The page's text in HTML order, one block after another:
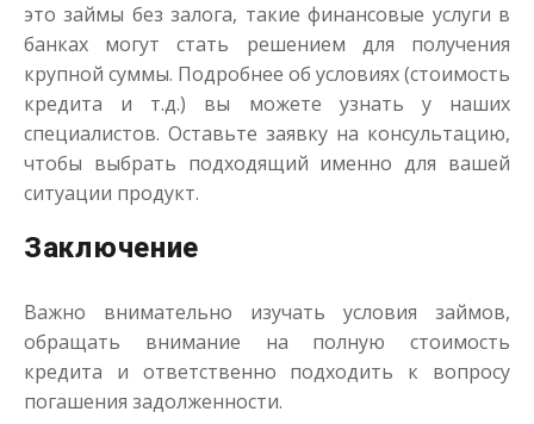
это займы без залога, такие финансовые услуги в
банках могут стать решением для получения
крупной суммы. Подробнее об условиях (стоимость
кредита и т.д.) вы можете узнать у наших
специалистов. Оставьте заявку на консультацию,
чтобы выбрать подходящий именно для вашей
ситуации продукт.
Заключение
Важно внимательно изучать условия займов,
обращать внимание на полную стоимость
кредита и ответственно подходить к вопросу
погашения задолженности.